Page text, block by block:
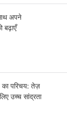
अपने
बढ़ाएँ
का परिचय: तेज़
उच्च सांद्रता